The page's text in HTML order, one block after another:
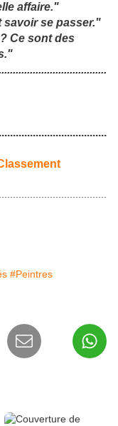
affaire."
savoir se passer."
Ce sont des
#Peintres